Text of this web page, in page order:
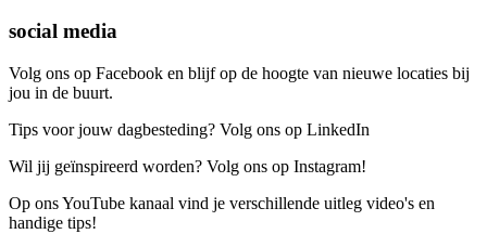
social media
Volg ons op Facebook en blijf op de hoogte van nieuwe locaties bij
jou in de buurt.
Tips voor jouw dagbesteding? Volg ons op LinkedIn
Wil jij geïnspireerd worden? Volg ons op Instagram!
Op ons YouTube kanaal vind je verschillende uitleg video's en
handige tips!